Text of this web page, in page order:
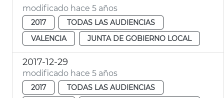
modificado hace 5 años
2017
TODAS LAS AUDIENCIAS
VALENCIA
JUNTA DE GOBIERNO LOCAL
2017-12-29
modificado hace 5 años
2017
TODAS LAS AUDIENCIAS